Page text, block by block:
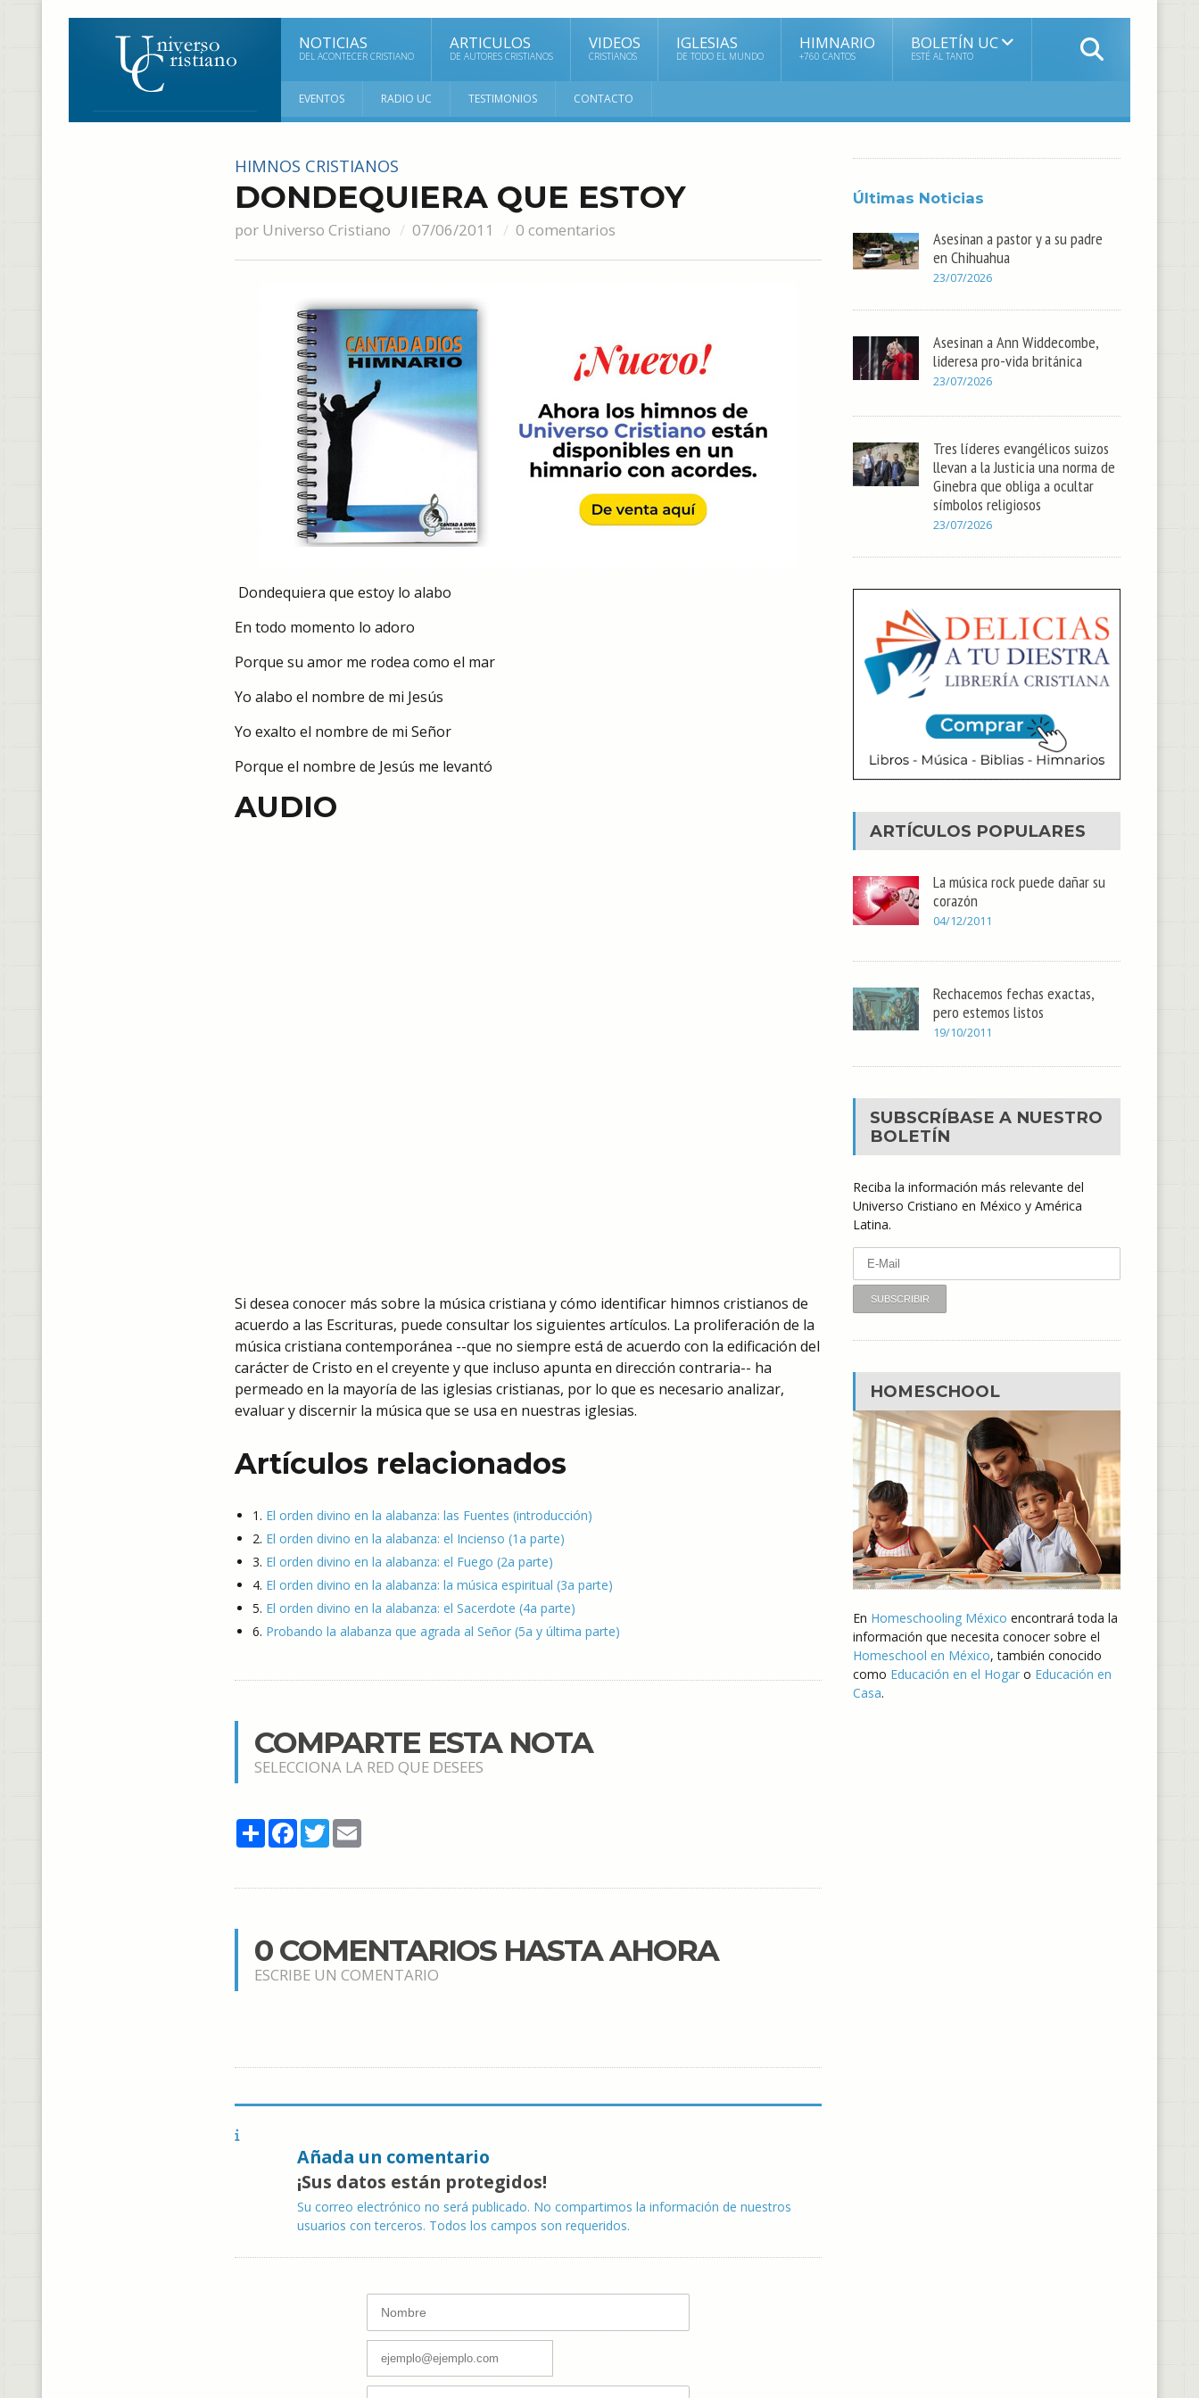
NOTICIAS
DEL ACONTECER CRISTIANO
ARTICULOS
DE AUTORES CRISTIANOS
VIDEOS
CRISTIANOS
IGLESIAS
DE TODO EL MUNDO
HIMNARIO
+760 CANTOS
BOLETÍN UC
ESTÉ AL TANTO
EVENTOS RADIO UC TESTIMONIOS CONTACTO
HIMNOS CRISTIANOS
DONDEQUIERA QUE ESTOY
por Universo Cristiano 07/06/2011 0 comentarios
Dondequiera que estoy lo alabo
En todo momento lo adoro
Porque su amor me rodea como el mar
Yo alabo el nombre de mi Jesús
Yo exalto el nombre de mi Señor
Porque el nombre de Jesús me levantó
AUDIO
Si desea conocer más sobre la música cristiana y cómo identificar himnos cristianos de
acuerdo a las Escrituras, puede consultar los siguientes artículos. La proliferación de la
música cristiana contemporánea --que no siempre está de acuerdo con la edificación del
carácter de Cristo en el creyente y que incluso apunta en dirección contraria-- ha
permeado en la mayoría de las iglesias cristianas, por lo que es necesario analizar,
evaluar y discernir la música que se usa en nuestras iglesias.
Artículos relacionados
1. El orden divino en la alabanza: las Fuentes (introducción)
2. El orden divino en la alabanza: el Incienso (1a parte)
3. El orden divino en la alabanza: el Fuego (2a parte)
4. El orden divino en la alabanza: la música espiritual (3a parte)
5. El orden divino en la alabanza: el Sacerdote (4a parte)
6. Probando la alabanza que agrada al Señor (5a y última parte)
COMPARTE ESTA NOTA
SELECCIONA LA RED QUE DESEES
ShareFacebook
TwitterEmail
0 COMENTARIOS HASTA AHORA
ESCRIBE UN COMENTARIO
Añada un comentario
¡Sus datos están protegidos!
Su correo electrónico no será publicado. No compartimos la información de nuestros
usuarios con terceros. Todos los campos son requeridos.
Últimas Noticias
Asesinan a pastor y a su padre
en Chihuahua
23/07/2026
Asesinan a Ann Widdecombe,
lideresa pro-vida británica
23/07/2026
Tres líderes evangélicos suizos
llevan a la Justicia una norma de
Ginebra que obliga a ocultar
símbolos religiosos
23/07/2026
ARTÍCULOS POPULARES
La música rock puede dañar su
corazón
04/12/2011
Rechacemos fechas exactas,
pero estemos listos
19/10/2011
SUBSCRÍBASE A NUESTRO
BOLETÍN
Reciba la información más relevante del
Universo Cristiano en México y América
Latina.
HOMESCHOOL
En Homeschooling México encontrará toda la
información que necesita conocer sobre el
Homeschool en México, también conocido
como Educación en el Hogar o Educación en
Casa.